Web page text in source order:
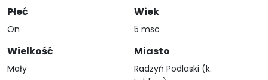
Płeć
On
Wielkość
Mały
Wiek
5 msc
Miasto
Radzyń Podlaski (k.